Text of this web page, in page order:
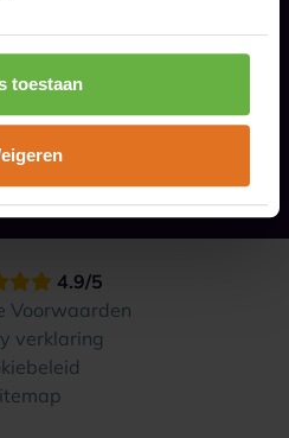
toestaan
4.9/5
Voorwaarden
verklaring